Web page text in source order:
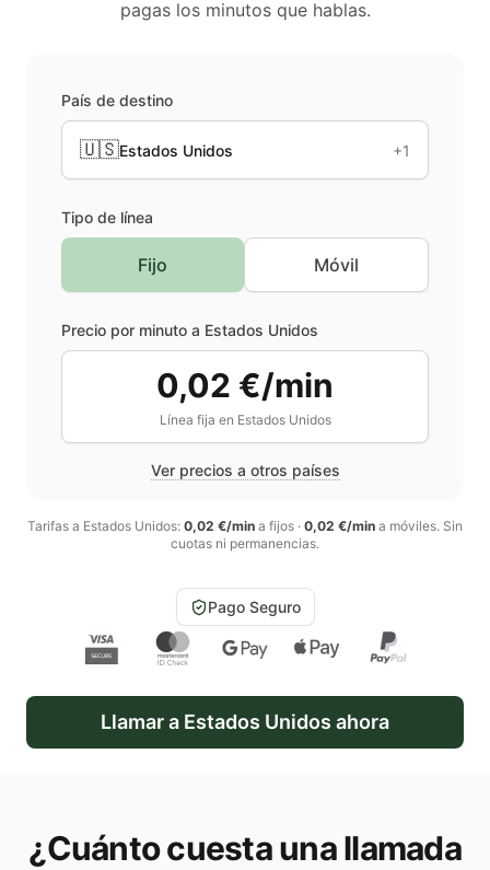
pagas los minutos que hablas.
País de destino
🇺🇸Estados Unidos +1
Tipo de línea
Fijo Móvil
Precio por minuto a Estados Unidos
0,02 €/min
Línea fija en Estados Unidos
Ver precios a otros países
Tarifas a Estados Unidos: 0,02 €/min a fijos · 0,02 €/min a móviles. Sin
cuotas ni permanencias.
Pago Seguro
Llamar a Estados Unidos ahora
¿Cuánto cuesta una llamada